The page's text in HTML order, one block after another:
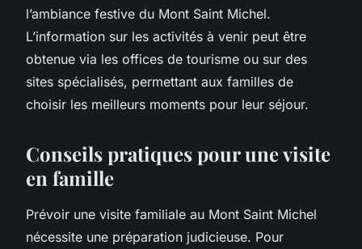
l’ambiance festive du Mont Saint Michel.
L’information sur les activités à venir peut être
obtenue via les offices de tourisme ou sur des
sites spécialisés, permettant aux familles de
choisir les meilleurs moments pour leur séjour.
Conseils pratiques pour une visite
en famille
Prévoir une visite familiale au Mont Saint Michel
nécessite une préparation judicieuse. Pour